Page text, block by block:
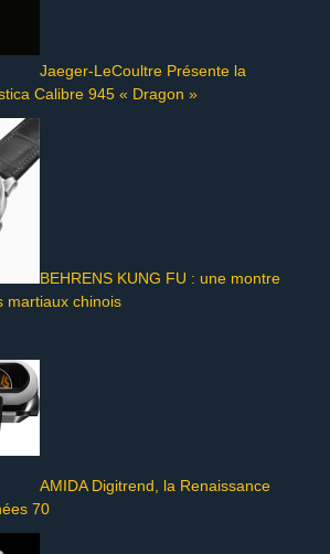
Jaeger-LeCoultre Présente la
Calibre 945 « Dragon »
BEHRENS KUNG FU : une montre
martiaux chinois
AMIDA Digitrend, la Renaissance
70